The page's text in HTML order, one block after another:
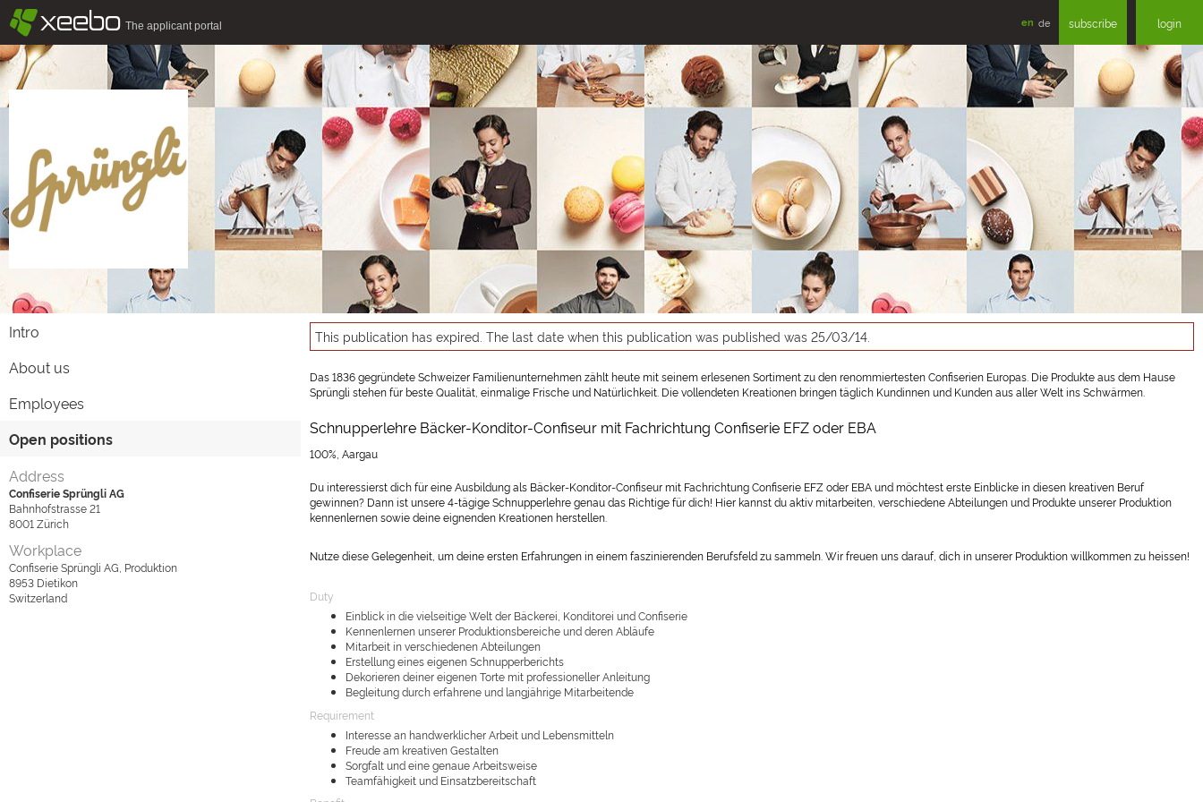
§xeebo The applicant portal en de subscribe login
Intro
About us
Employees
Open positions
Address
Confiserie Sprüngli AG
Bahnhofstrasse 21
8001 Zürich
Workplace
Confiserie Sprüngli AG, Produktion
8953 Dietikon
Switzerland
This publication has expired. The last date when this publication was published was 25/03/14.
Das 1836 gegründete Schweizer Familienunternehmen zählt heute mit seinem erlesenen Sortiment zu den renommiertesten Confiserien Europas. Die Produkte aus dem Hause
Sprüngli stehen für beste Qualität, einmalige Frische und Natürlichkeit. Die vollendeten Kreationen bringen täglich Kundinnen und Kunden aus aller Welt ins Schwärmen.
Schnupperlehre Bäcker-Konditor-Confiseur mit Fachrichtung Confiserie EFZ oder EBA
100%, Aargau
Du interessierst dich füreine Ausbildung als Bäcker-Konditor-Confiseur mit Fachrichtung Confiserie EFZ oder EBAund möchtest erste Einblicke in diesen kreativen Beruf
gewinnen? Dann ist unsere 4-tägige Schnupperlehre genau das Richtige für dich! Hier kannst du aktiv mitarbeiten, verschiedene Abteilungen und Produkte unserer Produktion
kennenlernen sowie deine eignenden Kreationen herstellen.
Nutze diese Gelegenheit, um deine ersten Erfahrungen in einem faszinierenden Berufsfeld zu sammeln. Wir freuen uns darauf, dich in unserer Produktion willkommen zu heissen!
Duty
Einblick in die vielseitige Welt der Bäckerei, Konditorei und Confiserie
Kennenlernen unserer Produktionsbereiche und deren Abläufe
Mitarbeit in verschiedenen Abteilungen
Erstellung eines eigenen Schnupperberichts
Dekorieren deiner eigenen Torte mit professioneller Anleitung
Begleitung durch erfahrene und langjährige Mitarbeitende
Requirement
Interesse an handwerklicher Arbeit und Lebensmitteln
Freude am kreativen Gestalten
Sorgfalt und eine genaue Arbeitsweise
Teamfähigkeit und Einsatzbereitschaft